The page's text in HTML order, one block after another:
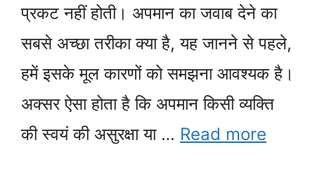
प्रकट नहीं होती। अपमान का जवाब देने का
सबसे अच्छा तरीका क्या है, यह जानने से पहले,
हमें इसके मूल कारणों को समझना आवश्यक है।
अक्सर ऐसा होता है कि अपमान किसी व्यक्ति
की स्वयं की असुरक्षा या … Read more